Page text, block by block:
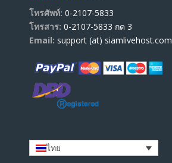
โทรศัพท์: 0-2107-5833
โทรสาร: 0-2107-5833 กด 3
Email: support (at) siamlivehost.com
ไทย